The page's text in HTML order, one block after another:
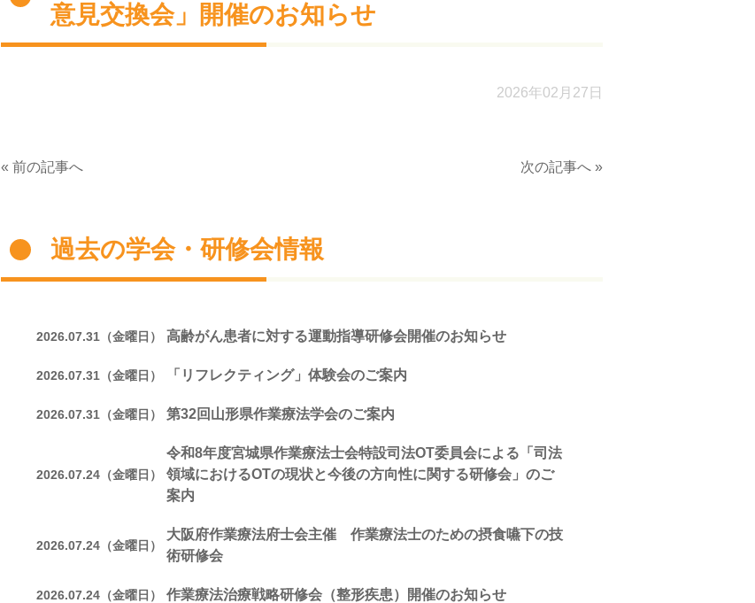
意見交換会」開催のお知らせ
2026年02月27日
« 前の記事へ 次の記事へ »
過去の学会・研修会情報
2026.07.31（金曜日） 高齢がん患者に対する運動指導研修会開催のお知らせ
2026.07.31（金曜日） 「リフレクティング」体験会のご案内
2026.07.31（金曜日） 第32回山形県作業療法学会のご案内
2026.07.24（金曜日）
令和8年度宮城県作業療法士会特設司法OT委員会による「司法
領域におけるOTの現状と今後の方向性に関する研修会」のご
案内
2026.07.24（金曜日）
大阪府作業療法府士会主催 作業療法士のための摂食嚥下の技
術研修会
2026.07.24（金曜日） 作業療法治療戦略研修会（整形疾患）開催のお知らせ